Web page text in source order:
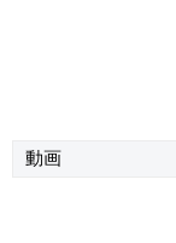
動画